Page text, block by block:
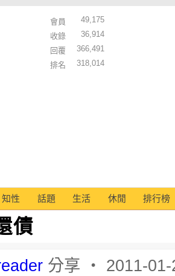
會員
49,175
收錄
36,914
回覆
366,491
排名
318,014
知性 話題 生活 休閒 排行榜
債
分享 ‧ 2011-